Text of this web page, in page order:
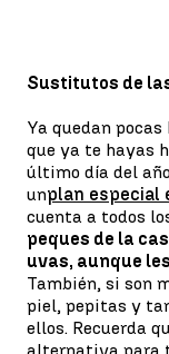
Sustitutos de
Ya quedan
que ya te hayas
último día del
unplan especial
cuenta a todos
peques de la
uvas, aunque
También, si son
piel, pepitas y
ellos. Recuerda
alternativa para